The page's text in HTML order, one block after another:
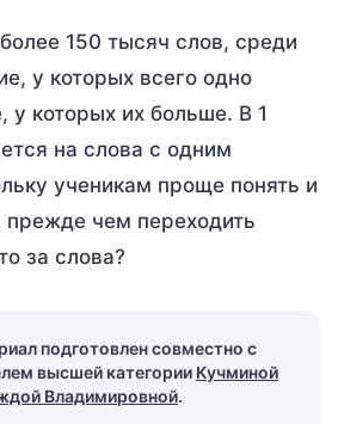
150 тысяч слов, среди
у которых всего одно
у которых их больше. В 1
на слова с одним
ученикам проще понять и
прежде чем переходить
за слова?
подготовлен совместно с
высшей категории Кучминой
Владимировной.